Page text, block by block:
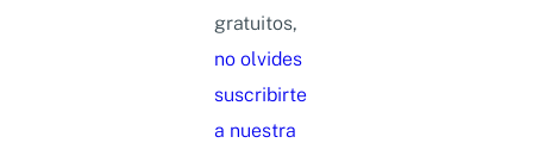
gratuitos,
no olvides
suscribirte
a nuestra